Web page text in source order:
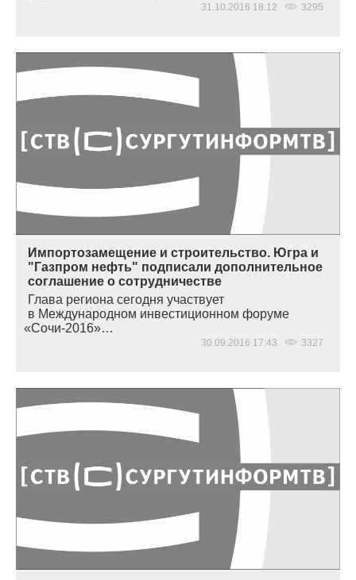
31.10.2016 18:12 3295
Импортозамещение и строительство. Югра и
"Газпром нефть" подписали дополнительное
соглашение о сотрудничестве
Глава региона сегодня участвует
в Международном инвестиционном форуме
«Сочи-2016»…
30.09.2016 17:43 3327